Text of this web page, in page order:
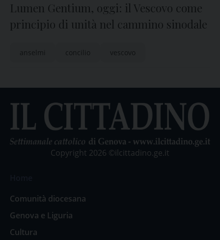
Lumen Gentium, oggi: il Vescovo come
principio di unità nel cammino sinodale
anselmi concilio vescovo
Copyright 2026 ©ilcittadino.ge.it
Comunità diocesana
Genova e Liguria
Cultura